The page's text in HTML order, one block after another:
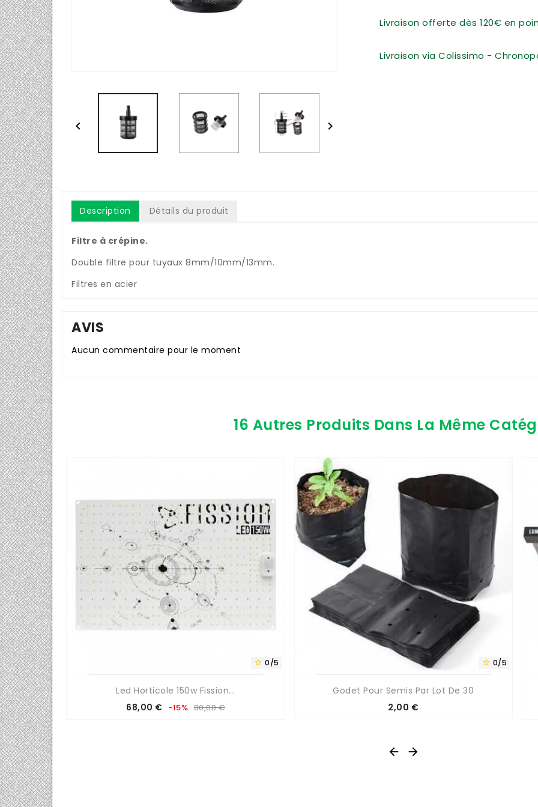
 
Livraison offerte dès 120€ en
Livraison via Colissimo -
Description Détails du produit
Filtre à crépine.
Double filtre pour tuyaux 8mm/10mm/13mm.
Filtres en acier
AVIS
Aucun commentaire pour le moment
16 Autres Produits Dans La Même
 0/5  0/5
Led Horticole 150w Fission...
Prix
68,00 € Prix
-15% 80,00 €
 0/5
Godet Pour Semis Par Lot De 30
Prix
2,00 €
 